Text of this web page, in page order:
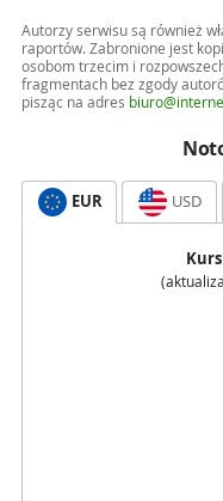
Autorzy serwisu są również
raportów. Zabronione jest
osobom trzecim i
fragmentach bez zgody
pisząc na adres
EUR USD
Kurs